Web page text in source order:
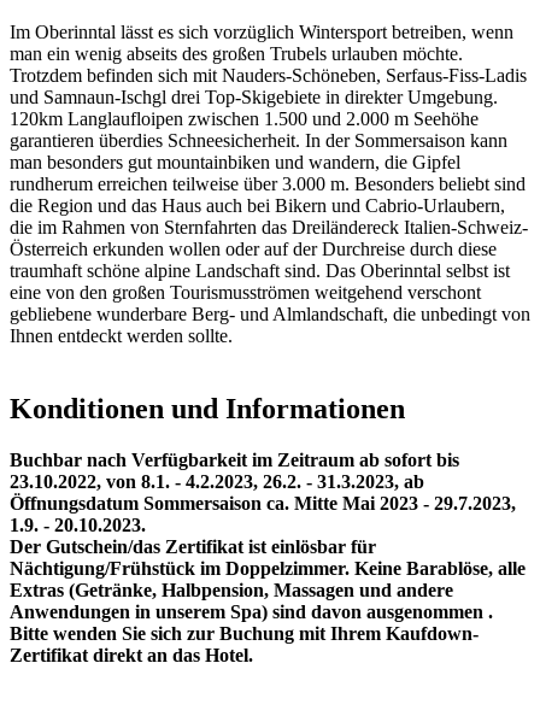
Im Oberinntal lässt es sich vorzüglich Wintersport betreiben, wenn
man ein wenig abseits des großen Trubels urlauben möchte.
Trotzdem befinden sich mit Nauders-Schöneben, Serfaus-Fiss-Ladis
und Samnaun-Ischgl drei Top-Skigebiete in direkter Umgebung.
120km Langlaufloipen zwischen 1.500 und 2.000 m Seehöhe
garantieren überdies Schneesicherheit. In der Sommersaison kann
man besonders gut mountainbiken und wandern, die Gipfel
rundherum erreichen teilweise über 3.000 m. Besonders beliebt sind
die Region und das Haus auch bei Bikern und Cabrio-Urlaubern,
die im Rahmen von Sternfahrten das Dreiländereck Italien-Schweiz-
Österreich erkunden wollen oder auf der Durchreise durch diese
traumhaft schöne alpine Landschaft sind. Das Oberinntal selbst ist
eine von den großen Tourismusströmen weitgehend verschont
gebliebene wunderbare Berg- und Almlandschaft, die unbedingt von
Ihnen entdeckt werden sollte.
Konditionen und Informationen
Buchbar nach Verfügbarkeit im Zeitraum ab sofort bis
23.10.2022, von 8.1. - 4.2.2023, 26.2. - 31.3.2023, ab
Öffnungsdatum Sommersaison ca. Mitte Mai 2023 - 29.7.2023,
1.9. - 20.10.2023.
Der Gutschein/das Zertifikat ist einlösbar für
Nächtigung/Frühstück im Doppelzimmer. Keine Barablöse, alle
Extras (Getränke, Halbpension, Massagen und andere
Anwendungen in unserem Spa) sind davon ausgenommen .
Bitte wenden Sie sich zur Buchung mit Ihrem Kaufdown-
Zertifikat direkt an das Hotel.